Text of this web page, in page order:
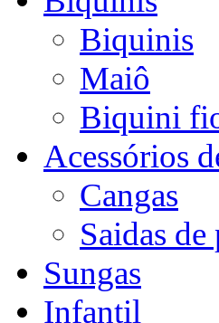
Biquinis
Maiô
Biquini
Acessórios
Cangas
Saidas de
Sungas
Infantil